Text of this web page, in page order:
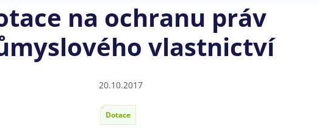
na ochranu práv
vlastnictví
20.10.2017
Dotace